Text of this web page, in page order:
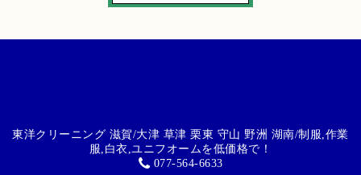
東洋クリーニング 滋賀/大津 草津 栗東 守山 野洲 湖南/制服,作業
服,白衣,ユニフオームを低価格で！
077-564-6633